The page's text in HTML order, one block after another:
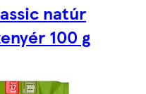
natúr
100 g